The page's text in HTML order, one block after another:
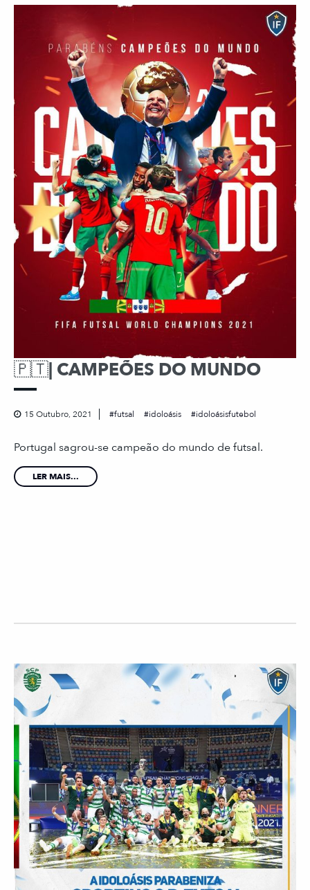
🇵🇹| CAMPEÕES DO MUNDO
15 Outubro, 2021 futsal idoloásis idoloásisfutebol
Portugal sagrou-se campeão do mundo de futsal.
LER MAIS...